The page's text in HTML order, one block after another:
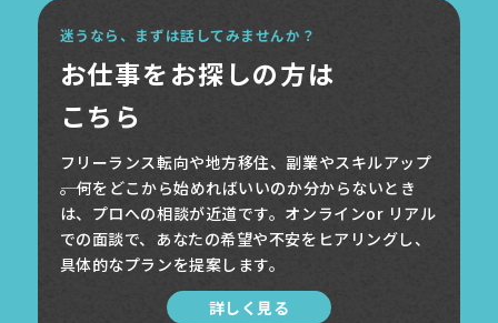
迷うなら、まずは話してみませんか？
お仕事をお探しの方は
こちら
フリーランス転向や地方移住、副業やスキルアップ
――。何をどこから始めればいいのか分からないとき
は、プロへの相談が近道です。オンラインor リアル
での面談で、あなたの希望や不安をヒアリングし、
具体的なプランを提案します。
詳しく見る